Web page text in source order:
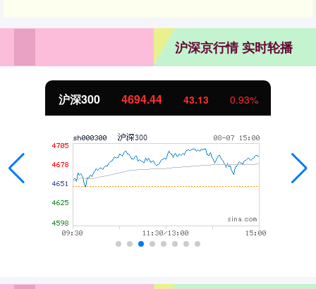
沪深京行情 实时轮播
沪深300 4694.44 43.13 0.93%